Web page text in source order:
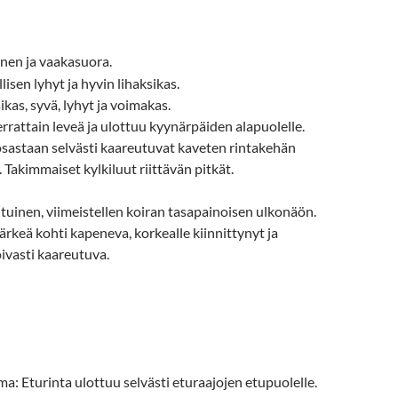
ja vaakasuora.
lyhyt ja hyvin lihaksikas.
syvä, lyhyt ja voimakas.
leveä ja ulottuu kyynärpäiden alapuolelle.
selvästi kaareutuvat kaveten rintakehän
Takimmaiset kylkiluut riittävän pitkät.
viimeistellen koiran tasapainoisen ulkonäön.
kohti kapeneva, korkealle kiinnittynyt ja
kaareutuva.
Eturinta ulottuu selvästi eturaajojen etupuolelle.